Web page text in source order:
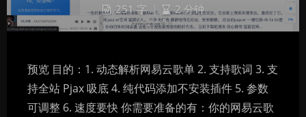
251 字 | 2 分钟
预览 目的：1. 动态解析网易云歌单 2. 支持歌词 3. 支
持全站 Pjax 吸底 4. 纯代码添加不安装插件 5. 参数
可调整 6. 速度要快 你需要准备的有：你的网易云歌